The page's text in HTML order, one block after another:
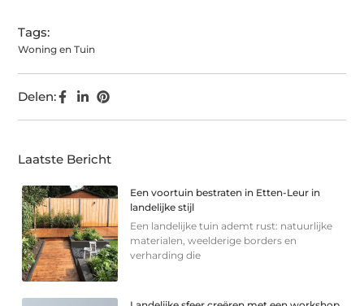
Tags:
Woning en Tuin
Delen:
Laatste Bericht
Een voortuin bestraten in Etten-Leur in
landelijke stijl
Een landelijke tuin ademt rust: natuurlijke
materialen, weelderige borders en
verharding die